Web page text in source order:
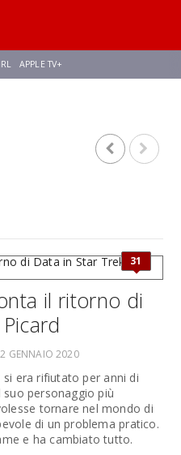
APPLE TV+
31
il ritorno di
GENNAIO 2020
era rifiutato per anni di
personaggio più
tornare nel mondo di
di un problema pratico.
e ha cambiato tutto.